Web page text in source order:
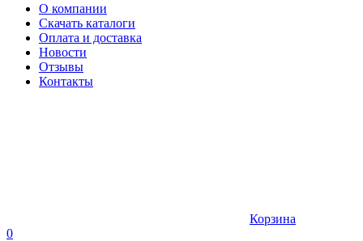
О компании
Скачать каталоги
Оплата и доставка
Новости
Отзывы
Контакты
Корзина
0